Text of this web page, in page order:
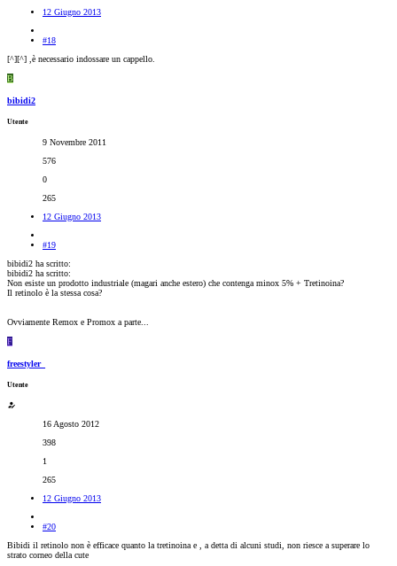
12 Giugno 2013
#18
[^][^] ,è necessario indossare un cappello.
B
bibidi2
Utente
9 Novembre 2011
576
0
265
12 Giugno 2013
#19
bibidi2 ha scritto:
bibidi2 ha scritto:
Non esiste un prodotto industriale (magari anche estero) che contenga minox 5% + Tretinoina?
Il retinolo è la stessa cosa?
Ovviamente Remox e Promox a parte...
F
freestyler_
Utente
16 Agosto 2012
398
1
265
12 Giugno 2013
#20
Bibidi il retinolo non è efficace quanto la tretinoina e , a detta di alcuni studi, non riesce a superare lo
strato corneo della cute